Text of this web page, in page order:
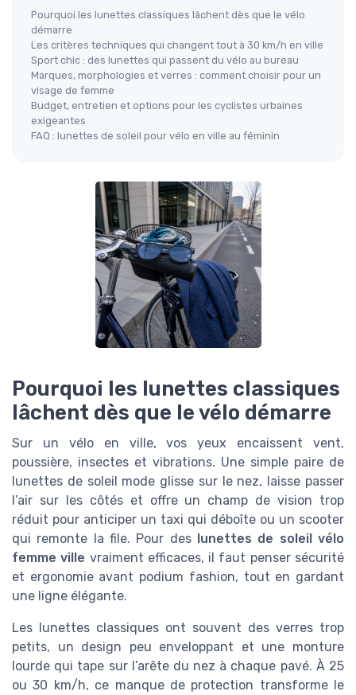
Pourquoi les lunettes classiques lâchent dès que le vélo
démarre
Les critères techniques qui changent tout à 30 km/h en ville
Sport chic : des lunettes qui passent du vélo au bureau
Marques, morphologies et verres : comment choisir pour un
visage de femme
Budget, entretien et options pour les cyclistes urbaines
exigeantes
FAQ : lunettes de soleil pour vélo en ville au féminin
Pourquoi les lunettes classiques
lâchent dès que le vélo démarre
Sur un vélo en ville, vos yeux encaissent vent,
poussière, insectes et vibrations. Une simple paire de
lunettes de soleil mode glisse sur le nez, laisse passer
l’air sur les côtés et offre un champ de vision trop
réduit pour anticiper un taxi qui déboîte ou un scooter
qui remonte la file. Pour des lunettes de soleil vélo
femme ville vraiment efficaces, il faut penser sécurité
et ergonomie avant podium fashion, tout en gardant
une ligne élégante.
Les lunettes classiques ont souvent des verres trop
petits, un design peu enveloppant et une monture
lourde qui tape sur l’arête du nez à chaque pavé. À 25
ou 30 km/h, ce manque de protection transforme le